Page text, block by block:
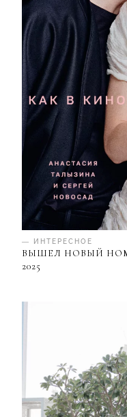
— ИНТЕРЕСНОЕ
ВЫШЕЛ НОВЫЙ
2025